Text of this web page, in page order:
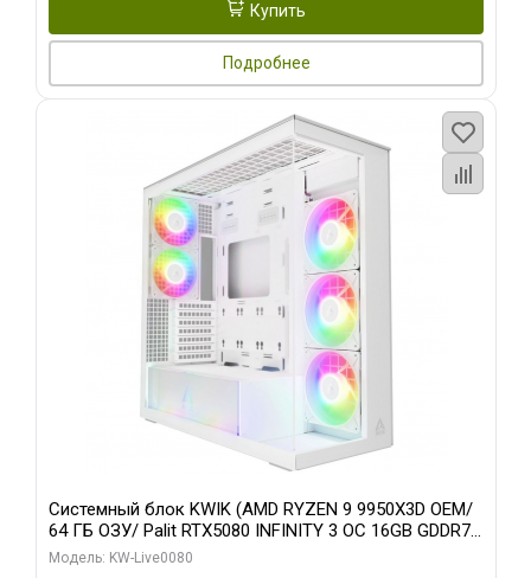
Купить
Подробнее
Системный блок KWIK (AMD RYZEN 9 9950X3D OEM/
64 ГБ ОЗУ/ Palit RTX5080 INFINITY 3 OC 16GB GDDR7
256bit 3xDP H/ 960 ГБ SSD)
Модель: KW-Live0080